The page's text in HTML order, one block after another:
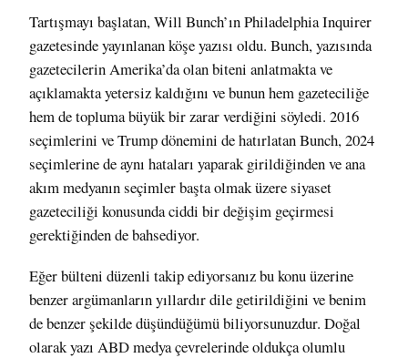
Tartışmayı başlatan, Will Bunch’ın Philadelphia Inquirer
gazetesinde yayınlananköşe yazısı oldu. Bunch, yazısında
gazetecilerin Amerika’da olan biteni anlatmakta ve
açıklamakta yetersiz kaldığını ve bunun hem gazeteciliğe
hem de topluma büyük bir zarar verdiğini söyledi. 2016
seçimlerini ve Trump dönemini de hatırlatan Bunch, 2024
seçimlerine de aynı hataları yaparak girildiğinden ve ana
akım medyanın seçimler başta olmak üzere siyaset
gazeteciliği konusunda ciddi bir değişim geçirmesi
gerektiğinden de bahsediyor.
Eğerbülteni düzenli takip ediyorsanızbu konu üzerine
benzer argümanların yıllardır dile getirildiğini ve benim
de benzer şekilde düşündüğümü biliyorsunuzdur. Doğal
olarak yazı ABD medya çevrelerinde oldukça olumlu